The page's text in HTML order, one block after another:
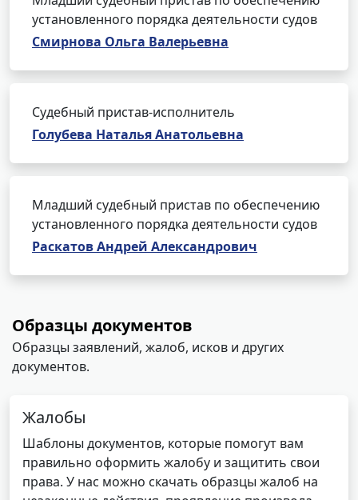
установленного порядка деятельности судов
Смирнова Ольга Валерьевна
Судебный пристав-исполнитель
Голубева Наталья Анатольевна
Младший судебный пристав по обеспечению
установленного порядка деятельности судов
Раскатов Андрей Александрович
Образцы документов
Образцы заявлений, жалоб, исков и других
документов.
Жалобы
Шаблоны документов, которые помогут вам
правильно оформить жалобу и защитить свои
права. У нас можно скачать образцы жалоб на